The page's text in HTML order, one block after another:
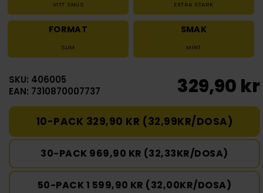
VITT SNUS EXTRA STARK
FORMAT
SLIM
SMAK
MINT
SKU: 406005
EAN: 7310870007737
329,90 kr
10-PACK 329,90 KR (32,99KR/DOSA)
30-PACK 969,90 KR (32,33KR/DOSA)
50-PACK 1 599,90 KR (32,00KR/DOSA)